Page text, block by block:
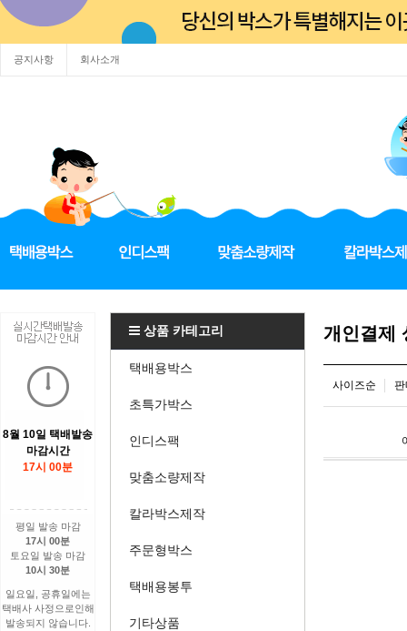
공지사항 회사소개
8월 10일 택배발송
마감시간
17시 00분
평일 발송 마감
17시 00분
토요일 발송 마감
10시 30분
일요일, 공휴일에는
택배사 사정으로인해
발송되지 않습니다.
상품 카테고리
택배용박스
초특가박스
인디스팩
맞춤소량제작
칼라박스제작
주문형박스
택배용봉투
기타상품
개인결제
사이즈순